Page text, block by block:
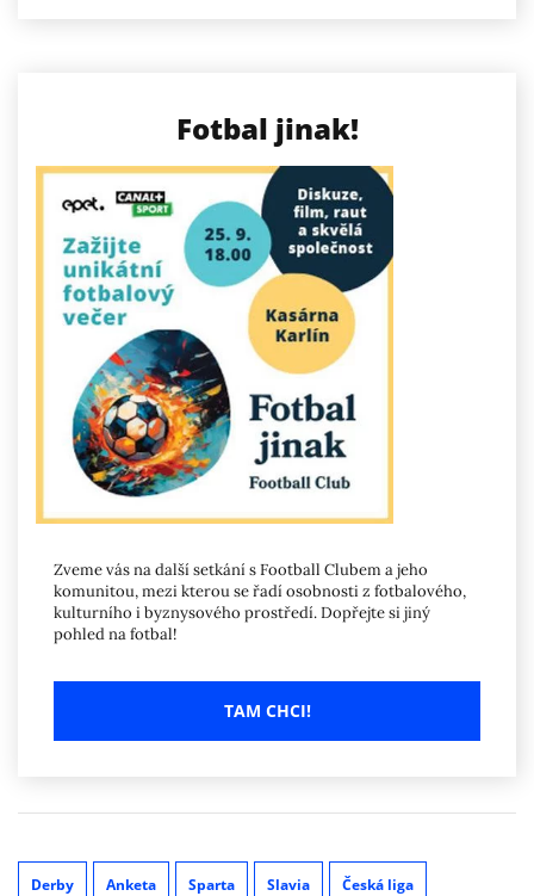
Fotbal jinak!
Zveme vás na další setkání s Football Clubem a jeho
komunitou, mezi kterou se řadí osobnosti z fotbalového,
kulturního i byznysového prostředí. Dopřejte si jiný
pohled na fotbal!
TAM CHCI!
Derby Anketa Sparta Slavia Česká liga